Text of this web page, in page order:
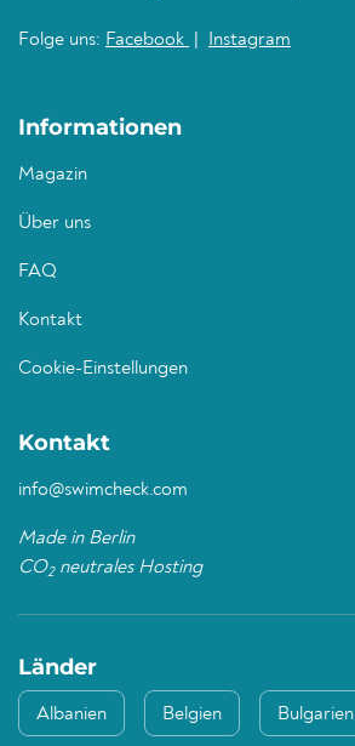
Folge uns: Facebook Instagram
Informationen
Magazin
Über uns
FAQ
Kontakt
Cookie-Einstellungen
Kontakt
info@swimcheck.com
Made in Berlin
CO2neutrales Hosting
Länder
Albanien Belgien Bulgarien